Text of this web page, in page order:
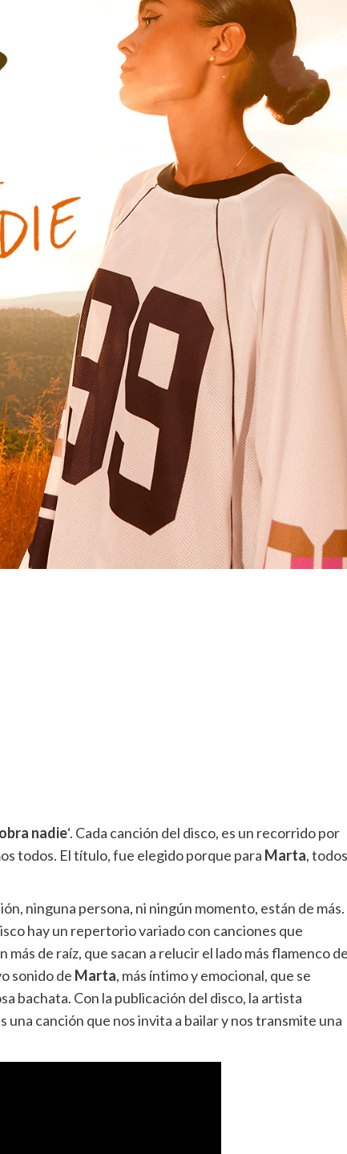
nadie‘. Cada canción del disco, es un recorrido por
todos. El título, fue elegido porque para Marta, todos
ninguna persona, ni ningún momento, están de más.
hay un repertorio variado con canciones que
de raíz, que sacan a relucir el lado más flamenco de
sonido de Marta, más íntimo y emocional, que se
bachata. Con la publicación del disco, la artista
una canción que nos invita a bailar y nos transmite una